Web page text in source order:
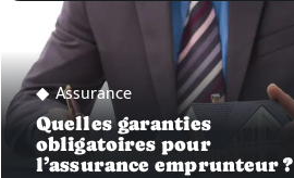
Assurance
Quelles garanties
obligatoires pour
l’assurance emprunteur ?